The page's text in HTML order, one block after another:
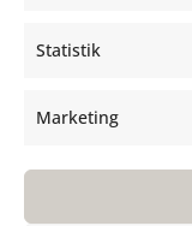
Statistik
Marketing